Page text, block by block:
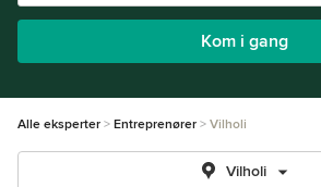
Kom i gang
Alle eksperter Entreprenører Vilholi
Vilholi